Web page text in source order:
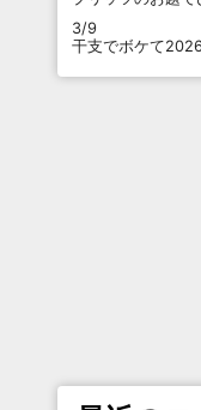
3/9
干支でボケて